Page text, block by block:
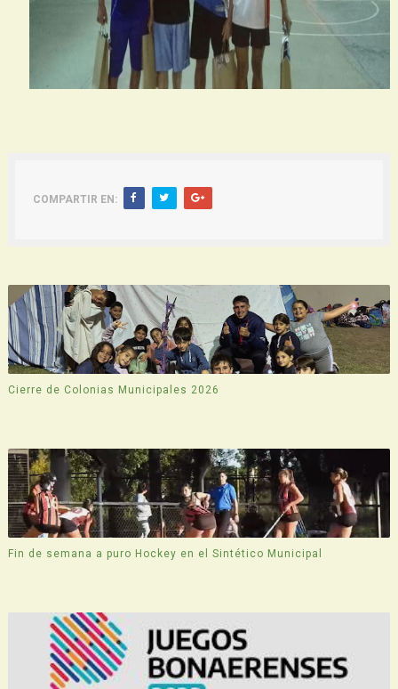
COMPARTIR EN:
Cierre de Colonias Municipales 2026
Fin de semana a puro Hockey en el Sintético Municipal